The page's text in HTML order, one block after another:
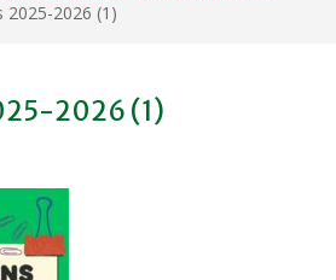
2025-2026 (1)
2026 (1)